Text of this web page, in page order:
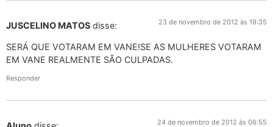
JUSCELINO MATOS disse: 23 de novembro de 2012 às 19:35
SERÁ QUE VOTARAM EM VANE!SE AS MULHERES VOTARAM
EM VANE REALMENTE SÃO CULPADAS.
Responder
24 de novembro de 2012 às 06:55